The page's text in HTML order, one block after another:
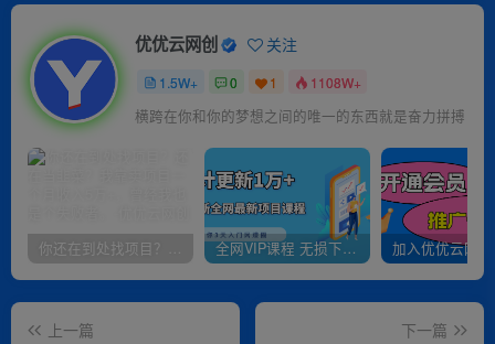
优优云网创 关注
1.5W+ 0 1 1108W+
横跨在你和你的梦想之间的唯一的东西就是奋力拼搏
你还在到处找项目？还在当韭菜？我靠卖项目一个月收入5万+，曾经我也是个失败者。 全网VIP课程 无损下载~
上一篇
下一篇